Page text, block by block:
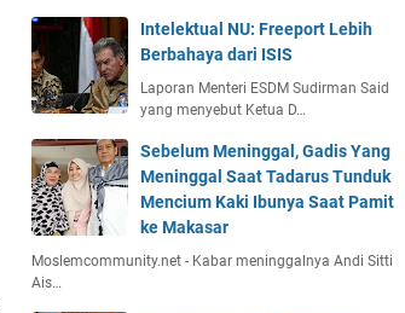
Intelektual NU: Freeport Lebih
Berbahaya dari ISIS
Laporan Menteri ESDM Sudirman Said
yang menyebut Ketua D…
Sebelum Meninggal, Gadis Yang
Meninggal Saat Tadarus Tunduk
Mencium Kaki Ibunya Saat Pamit
ke Makasar
Moslemcommunity.net - Kabar meninggalnya Andi Sitti
Ais…